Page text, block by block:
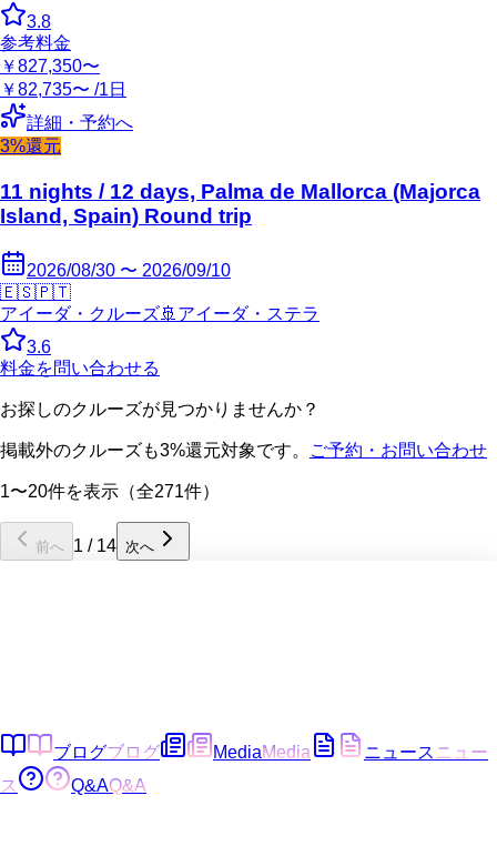
3.8
参考料金
￥827,350〜
￥82,735〜 /1日
詳細・予約へ
3%還元
11 nights / 12 days, Palma de Mallorca (Majorca
Island, Spain) Round trip
2026/08/30 〜 2026/09/10
🇪🇸🇵🇹
アイーダ・クルーズ🚢 アイーダ・ステラ
3.6
料金を問い合わせる
お探しのクルーズが見つかりませんか？
掲載外のクルーズも3%還元対象です。 ご予約・お問い合わせ
1〜20件を表示（全271件）
前へ 1 / 14 次へ
ブログブログ MediaMedia ニュース ニュー
ス
Q&AQ&A